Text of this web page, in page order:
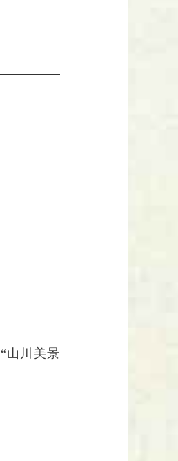
“山川美景